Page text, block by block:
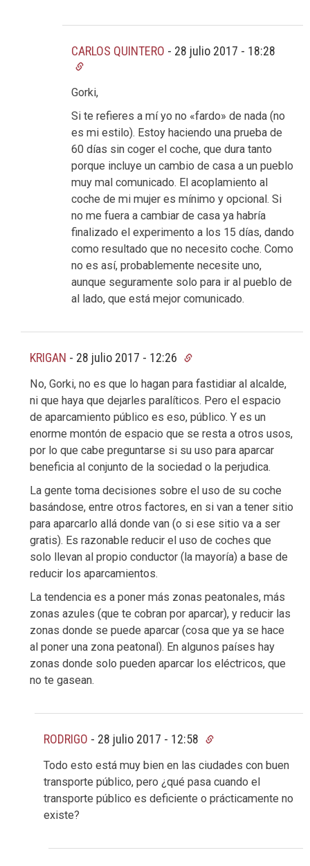
CARLOS QUINTERO - 28 julio 2017 - 18:28
Gorki,
Si te refieres a mí yo no «fardo» de nada (no
es mi estilo). Estoy haciendo una prueba de
60 días sin coger el coche, que dura tanto
porque incluye un cambio de casa a un pueblo
muy mal comunicado. El acoplamiento al
coche de mi mujer es mínimo y opcional. Si
no me fuera a cambiar de casa ya habría
finalizado el experimento a los 15 días, dando
como resultado que no necesito coche. Como
no es así, probablemente necesite uno,
aunque seguramente solo para ir al pueblo de
al lado, que está mejor comunicado.
KRIGAN - 28 julio 2017 - 12:26
No, Gorki, no es que lo hagan para fastidiar al alcalde,
ni que haya que dejarles paralíticos. Pero el espacio
de aparcamiento público es eso, público. Y es un
enorme montón de espacio que se resta a otros usos,
por lo que cabe preguntarse si su uso para aparcar
beneficia al conjunto de la sociedad o la perjudica.
La gente toma decisiones sobre el uso de su coche
basándose, entre otros factores, en si van a tener sitio
para aparcarlo allá donde van (o si ese sitio va a ser
gratis). Es razonable reducir el uso de coches que
solo llevan al propio conductor (la mayoría) a base de
reducir los aparcamientos.
La tendencia es a poner más zonas peatonales, más
zonas azules (que te cobran por aparcar), y reducir las
zonas donde se puede aparcar (cosa que ya se hace
al poner una zona peatonal). En algunos países hay
zonas donde solo pueden aparcar los eléctricos, que
no te gasean.
RODRIGO - 28 julio 2017 - 12:58
Todo esto está muy bien en las ciudades con buen
transporte público, pero ¿qué pasa cuando el
transporte público es deficiente o prácticamente no
existe?